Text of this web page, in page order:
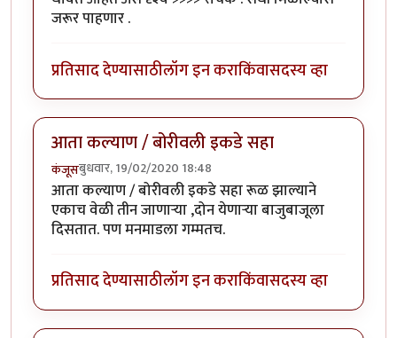
जरूर पाहणार .
प्रतिसाद देण्यासाठीलॉग इन कराकिंवासदस्य व्हा
आता कल्याण / बोरीवली इकडे सहा
कंजूसबुधवार, 19/02/2020 18:48
आता कल्याण / बोरीवली इकडे सहा रूळ झाल्याने
एकाच वेळी तीन जाणाऱ्या ,दोन येणाऱ्या बाजुबाजूला
दिसतात. पण मनमाडला गम्मतच.
प्रतिसाद देण्यासाठीलॉग इन कराकिंवासदस्य व्हा